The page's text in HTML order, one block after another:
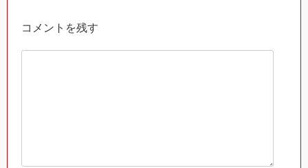
コメントを残す